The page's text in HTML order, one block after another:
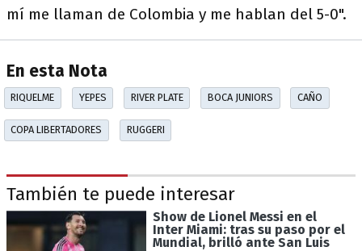
mí me llaman de Colombia y me hablan del 5-0".
En esta Nota
RIQUELME YEPES RIVER PLATE BOCA JUNIORS CAÑO
COPA LIBERTADORES RUGGERI
También te puede interesar
Show de Lionel Messi en el
Inter Miami: tras su paso por el
Mundial, brilló ante San Luis